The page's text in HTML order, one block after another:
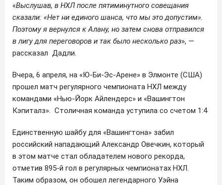
«Выслушав, в НХЛ после пятиминутного совещания
сказали: «Нет ни единого шанса, что мы это допустим».
Поэтому я вернулся к Алану, но затем снова отправился
в лигу для переговоров и так было несколько раз», —
рассказал Дадли.
Вчера, 6 апреля, на «Ю-Би-Эс-Арене» в Элмонте (США)
прошел матч регулярного чемпионата НХЛ между
командами «Нью-Йорк Айлендерс» и «Вашингтон
Кэпиталз». Столичная команда уступила со счетом 1:4
Единственную шайбу для «Вашингтона» забил
российский нападающий Александр Овечкин, который
в этом матче стал обладателем нового рекорда,
отметив 895-й гол в регулярных чемпионатах НХЛ.
Таким образом, он обошел легендарного Уэйна